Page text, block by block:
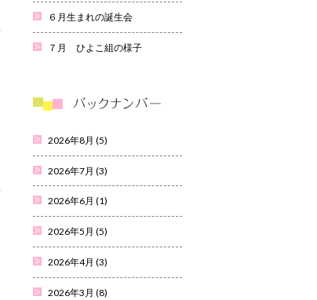
６月生まれの誕生会
７月 ひよこ組の様子
2026年8月 (5)
2026年7月 (3)
2026年6月 (1)
2026年5月 (5)
2026年4月 (3)
2026年3月 (8)